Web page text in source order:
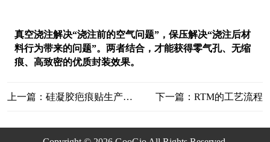
真空浇注解决“浇注前的空气问题”，保压解决“浇注后材
料行为带来的问题”。两者结合，才能获得零气孔、无缩
痕、高致密的优质封装效果。
上一篇：硅凝胶疤痕贴生产工艺 | 冠骄机械专业供料混合解决方案 下一篇：RTM的工艺流程